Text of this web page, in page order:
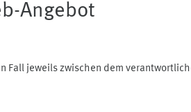
Angebot
jeweils zwischen dem